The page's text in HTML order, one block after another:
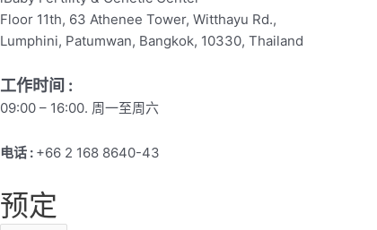
Floor 11th, 63 Athenee Tower, Witthayu Rd.,
Lumphini, Patumwan, Bangkok, 10330, Thailand
工作时间 :
09:00 – 16:00. 周一至周六
电话 : +66 2 168 8640-43
预定